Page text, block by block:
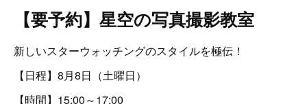
【要予約】星空の写真撮影教室
新しいスターウォッチングのスタイルを極伝！
【日程】8月8日（土曜日）
【時間】15:00～17:00